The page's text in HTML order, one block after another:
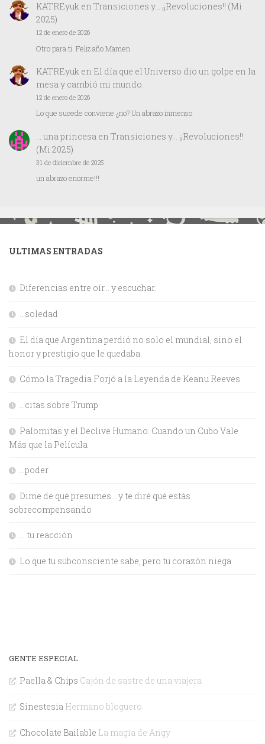
KATREyuken Transiciones y… ¡¡Revoluciones!! (Mi
2025)
12 de enero de 2026
Otro para ti. Feliz año Mamen
KATREyuken El día que el Universo dio un golpe en la
mesa y cambió mi mundo.
12 de enero de 2026
Lo que sucede conviene ¿no? Un abrazo inmenso
… una princesa en Transiciones y… ¡¡Revoluciones!!
(Mi 2025)
31 de diciembre de 2025
un abrazo enorme!!!
ULTIMAS ENTRADAS
Diferencias entre oír… y escuchar.
…soledad
El día que Argentina perdió no solo el mundial, sino el
honor y prestigio que le quedaba.
Cómo la Tragedia Forjó a la Leyenda de Keanu Reeves
…citas sobre Trump
Palomitas y el Declive Humano: Cuando un Cubo Vale
Más que la Película
…poder
Dime de qué presumes… y te diré qué estás
sobrecompensando
… tu reacción
Lo que tu subconsciente sabe, pero tu corazón niega.
GENTE ESPECIAL
Paella & Chips Cajón de sastre de una viajera
Sinestesia Hermano bloguero
Chocolate Bailable La magia de Angy